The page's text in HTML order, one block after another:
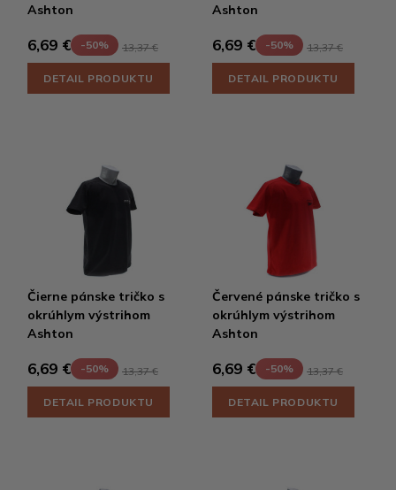
Ashton
6,69 € -50% 13,37 €
DETAIL PRODUKTU
Ashton
6,69 € -50% 13,37 €
DETAIL PRODUKTU
Čierne pánske tričko s
okrúhlym výstrihom
Ashton
6,69 € -50% 13,37 €
DETAIL PRODUKTU
Červené pánske tričko s
okrúhlym výstrihom
Ashton
6,69 € -50% 13,37 €
DETAIL PRODUKTU